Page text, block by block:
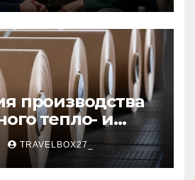
производства
тепло- и
TRAVELBOX27_